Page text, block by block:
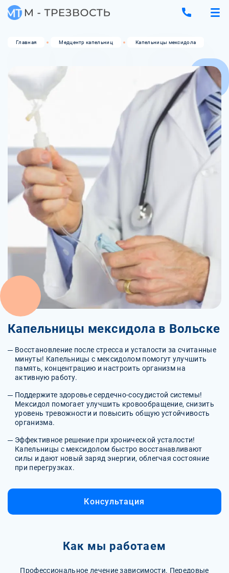
Главная Медцентр капельниц Капельницы мексидола
Капельницы мексидола в Вольске
Восстановление после стресса и усталости за считанные
минуты! Капельницы с мексидолом помогут улучшить
память, концентрацию и настроить организм на
активную работу.
Поддержите здоровье сердечно-сосудистой системы!
Мексидол помогает улучшить кровообращение, снизить
уровень тревожности и повысить общую устойчивость
организма.
Эффективное решение при хронической усталости!
Капельницы с мексидолом быстро восстанавливают
силы и дают новый заряд энергии, облегчая состояние
при перегрузках.
Консультация
Как мы работаем
Профессиональное лечение зависимости. Передовые